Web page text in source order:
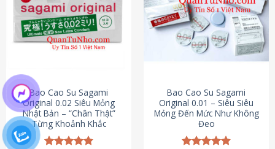
trên
trang
sản
phẩm
Bao Cao Su Sagami
Original 0.02 Siêu Mỏng
Nhật Bản – “Chân Thật”
Từng Khoảnh Khắc
Bao Cao Su Sagami
Original 0.01 – Siêu Siêu
Mỏng Đến Mức Như Không
Đeo